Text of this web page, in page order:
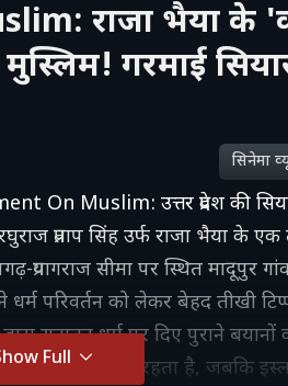
राजा भैया के
गरमाई
सिनेमा
On Muslim: उत्तर प्रदेश की
प्रताप सिंह उर्फ राजा भैया के
प्रयागराज सीमा पर स्थित मादूपुर
परिवर्तन को लेकर बेहद तीखी
सनातन धर्म पर दिए पुराने बयानों
पर चुप रहता है, जबकि
Full